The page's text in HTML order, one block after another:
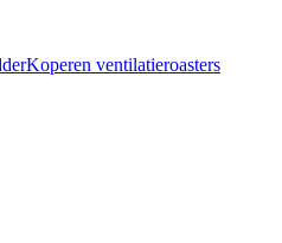
Koperen ventilatieroasters